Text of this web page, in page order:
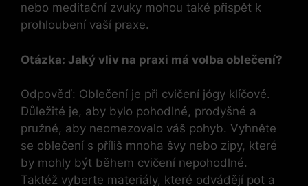
nebo meditační zvuky mohou také přispět k
prohloubení vaší praxe.
Otázka: Jaký vliv na praxi má volba oblečení?
Odpověď: Oblečení je při cvičení jógy klíčové.
Důležité je, aby bylo pohodlné, prodyšné a
pružné, aby neomezovalo váš pohyb. Vyhněte
se oblečení s příliš mnoha švy nebo zipy, které
by mohly být během cvičení nepohodlné.
Taktéž vyberte materiály, které odvádějí pot a